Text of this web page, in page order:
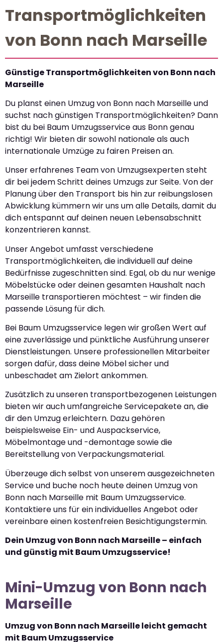
Transportmöglichkeiten
von Bonn nach Marseille
Günstige Transportmöglichkeiten von Bonn nach
Marseille
Du planst einen Umzug von Bonn nach Marseille und
suchst nach günstigen Transportmöglichkeiten? Dann
bist du bei Baum Umzugsservice aus Bonn genau
richtig! Wir bieten dir sowohl nationale als auch
internationale Umzüge zu fairen Preisen an.
Unser erfahrenes Team von Umzugsexperten steht
dir bei jedem Schritt deines Umzugs zur Seite. Von der
Planung über den Transport bis hin zur reibungslosen
Abwicklung kümmern wir uns um alle Details, damit du
dich entspannt auf deinen neuen Lebensabschnitt
konzentrieren kannst.
Unser Angebot umfasst verschiedene
Transportmöglichkeiten, die individuell auf deine
Bedürfnisse zugeschnitten sind. Egal, ob du nur wenige
Möbelstücke oder deinen gesamten Haushalt nach
Marseille transportieren möchtest – wir finden die
passende Lösung für dich.
Bei Baum Umzugsservice legen wir großen Wert auf
eine zuverlässige und pünktliche Ausführung unserer
Dienstleistungen. Unsere professionellen Mitarbeiter
sorgen dafür, dass deine Möbel sicher und
unbeschadet am Zielort ankommen.
Zusätzlich zu unseren transportbezogenen Leistungen
bieten wir auch umfangreiche Servicepakete an, die
dir den Umzug erleichtern. Dazu gehören
beispielsweise Ein- und Auspackservice,
Möbelmontage und -demontage sowie die
Bereitstellung von Verpackungsmaterial.
Überzeuge dich selbst von unserem ausgezeichneten
Service und buche noch heute deinen Umzug von
Bonn nach Marseille mit Baum Umzugsservice.
Kontaktiere uns für ein individuelles Angebot oder
vereinbare einen kostenfreien Besichtigungstermin.
Dein Umzug von Bonn nach Marseille – einfach
und günstig mit Baum Umzugsservice!
Mini-Umzug von Bonn nach
Marseille
Umzug von Bonn nach Marseille leicht gemacht
mit Baum Umzugsservice